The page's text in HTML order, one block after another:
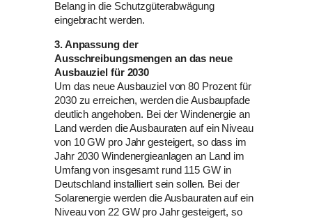
Belang in die Schutzgüterabwägung
eingebracht werden.
3. Anpassung der
Ausschreibungsmengen an das neue
Ausbauziel für 2030
Um das neue Ausbauziel von 80 Prozent für
2030 zu erreichen, werden die Ausbaupfade
deutlich angehoben. Bei der Windenergie an
Land werden die Ausbauraten auf ein Niveau
von 10 GW pro Jahr gesteigert, so dass im
Jahr 2030 Windenergieanlagen an Land im
Umfang von insgesamt rund 115 GW in
Deutschland installiert sein sollen. Bei der
Solarenergie werden die Ausbauraten auf ein
Niveau von 22 GW pro Jahr gesteigert, so